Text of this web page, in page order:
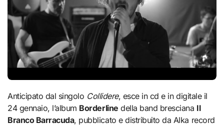
Anticipato dal singolo Collidere, esce in cd e in digitale il
24 gennaio, l’album Borderline della band bresciana Il
Branco Barracuda, pubblicato e distribuito da Alka record